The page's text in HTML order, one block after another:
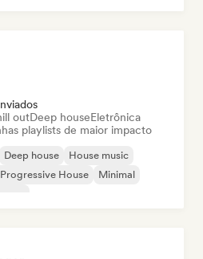
outDeep houseEletrônica
playlists de maior impacto
Deep house
House music
House
Minimal